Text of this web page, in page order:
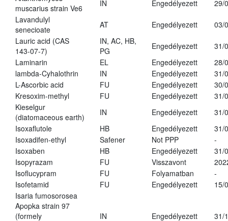
muscarius strain Ve6
IN Engedélyezett
29/
Lavandulyl
senecioate
AT Engedélyezett
03/
Lauric acid (CAS
143-07-7)
IN, AC, HB,
PG
Engedélyezett
31/
Laminarin
EL Engedélyezett
28/
lambda-Cyhalothrin
IN Engedélyezett
31/
L-Ascorbic acid
FU Engedélyezett
30/
Kresoxim-methyl
FU Engedélyezett
31/
Kieselgur
(diatomaceous earth)
IN Engedélyezett
31/
Isoxaflutole
HB Engedélyezett
31/
Isoxadifen-ethyl
Safener Not PPP
-
Isoxaben
HB Engedélyezett
31/
Isopyrazam
FU Visszavont
Isoflucypram
FU Folyamatban
-
Isofetamid
FU Engedélyezett
15/
Isaria fumosorosea
Apopka strain 97
(formely
IN Engedélyezett 31/